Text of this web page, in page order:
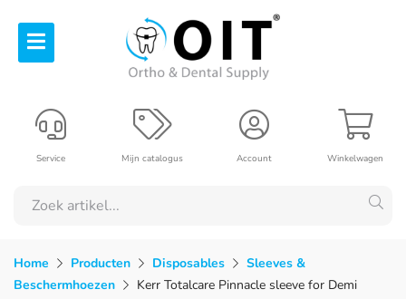
Winkelwagen
Account
Mijn catalogus
Service
Home Producten Disposables
Sleeves &
Beschermhoezen
Kerr Totalcare Pinnacle sleeve for Demi